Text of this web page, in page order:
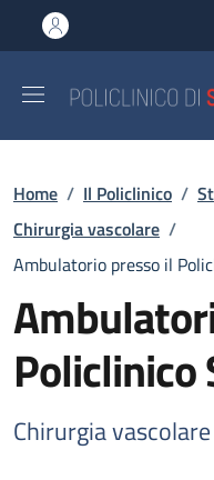
al contenuto principale
to footer content
Briciole di
Home / Il Policlinico /
Chirurgia vascolare /
Ambulatorio presso il
Policlinico
Chirurgia vascolare